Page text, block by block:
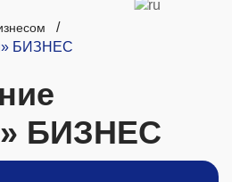
БИЗНЕС
БИЗНЕС